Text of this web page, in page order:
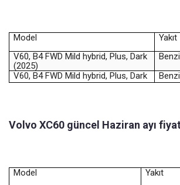
Model Yakıt
V60, B4 FWD Mild hybrid, Plus, Dark
(2025)
V60, B4 FWD Mild hybrid, Plus, Dark
Volvo XC60 güncel Haziran ayı
Model Yakıt